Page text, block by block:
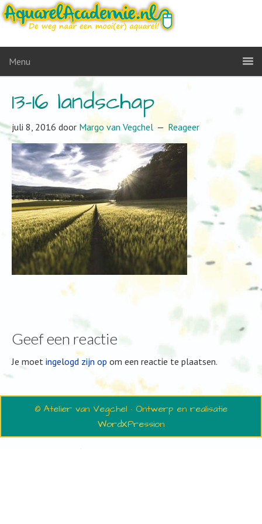
Menu
13-16 landschap
juli 8, 2016 door Margo van Vegchel Reageer
Geef een reactie
Je moet ingelogd zijn op om een reactie te plaatsen.
© Atelier van Vegchel · Ontwerp en realisatie
WordXPression